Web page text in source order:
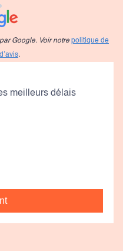
Google. Voir notre politique de
.
meilleurs délais